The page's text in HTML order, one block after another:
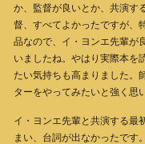
か、監督が良いとか、共演す
督、すべてよかったですが、
品なので、イ・ヨンエ先輩が
いましたね。やはり実際本を
たい気持ちも高まりました。
ターをやってみたいと強く思
イ・ヨンエ先輩と共演する最
まい、台詞が出なかったです